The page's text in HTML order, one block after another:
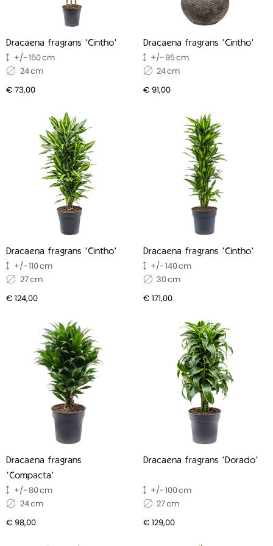
onhoudsvriendelijke soorten die van nature weinig
verzorging vragen, zoals de Philodendron, Aglaonema, of
bijvoorbeeld een Dracaena. Deze doen het goed in
kantoren en vragen relatief weinig aandacht.
Dracaena fragrans 'Cintho'
150
24
€ 73,00
Dracaena fragrans 'Cintho'
95
24
€ 91,00
Dracaena fragrans 'Cintho'
110
27
€ 124,00
Dracaena fragrans 'Cintho'
140
30
€ 171,00
Dracaena fragrans
'Compacta'
80
24
€ 98,00
Dracaena fragrans 'Dorado'
100
27
€ 129,00